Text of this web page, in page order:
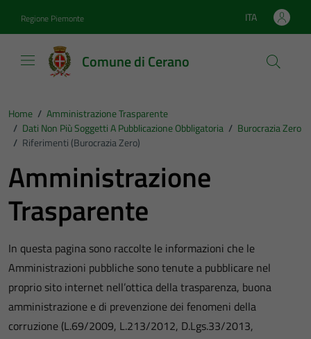
Regione Piemonte Lingua attiva:
ITA
Comune di Cerano
Home / Amministrazione Trasparente
/ Dati Non Più Soggetti A Pubblicazione Obbligatoria / Burocrazia Zero
/ Riferimenti (Burocrazia Zero)
Amministrazione
Trasparente
In questa pagina sono raccolte le informazioni che le
Amministrazioni pubbliche sono tenute a pubblicare nel
proprio sito internet nell’ottica della trasparenza, buona
amministrazione e di prevenzione dei fenomeni della
corruzione (L.69/2009, L.213/2012, D.Lgs.33/2013,